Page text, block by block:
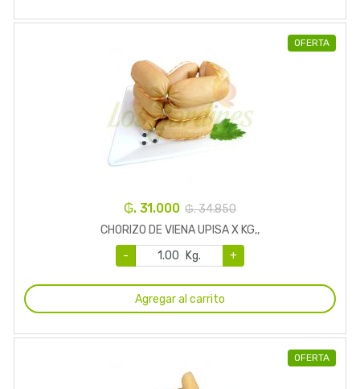
OFERTA
₲. 31.000 ₲. 34.850
CHORIZO DE VIENA UPISA X KG,,
-
Kg. +
Agregar al carrito
OFERTA